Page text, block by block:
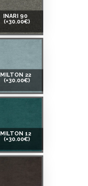
INARI 90
(+30.00€)
MILTON 22
(+30.00€)
MILTON 12
(+30.00€)